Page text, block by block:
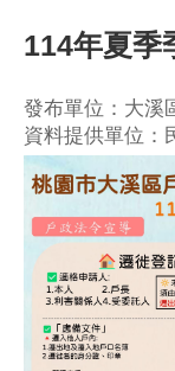
114年夏季
發布單位：大溪
資料提供單位：